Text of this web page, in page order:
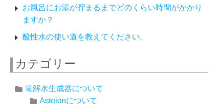
お風呂にお湯が貯まるまでどのくらい時間がかかり
ますか？
酸性水の使い道を教えてください。
カテゴリー
電解水生成器について
Asteionについて